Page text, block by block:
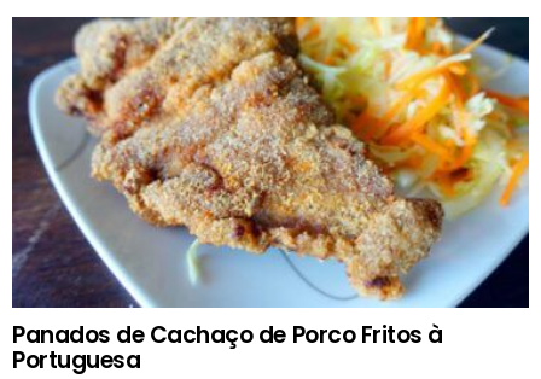
Panados de Cachaço de Porco Fritos à
Portuguesa